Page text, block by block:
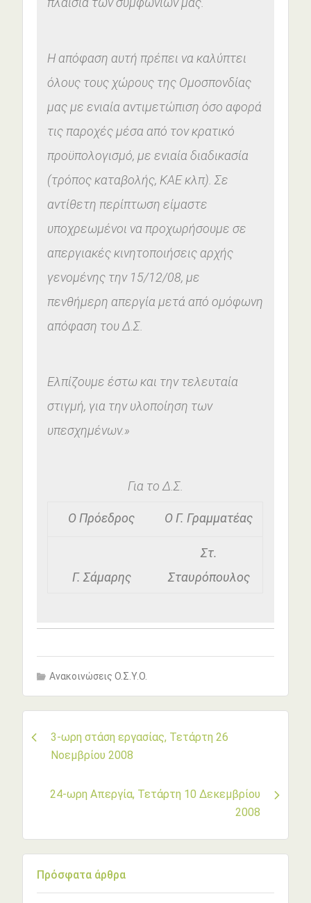
Η απόφαση αυτή πρέπει να καλύπτει
όλους τους χώρους της Ομοσπονδίας
μας με ενιαία αντιμετώπιση όσο αφορά
τις παροχές μέσα από τον κρατικό
προϋπολογισμό, με ενιαία διαδικασία
(τρόπος καταβολής, ΚΑΕ κλπ). Σε
αντίθετη περίπτωση είμαστε
υποχρεωμένοι να προχωρήσουμε σε
απεργιακές κινητοποιήσεις αρχής
γενομένης την 15/12/08, με
πενθήμερη απεργία μετά από ομόφωνη
απόφαση του Δ.Σ.
Ελπίζουμε έστω και την τελευταία
στιγμή, για την υλοποίηση των
υπεσχημένων.»
Για το Δ.Σ.
Ο Πρόεδρος Ο Γ. Γραμματέας
Γ. Σάμαρης
Στ.
Σταυρόπουλος
Ανακοινώσεις Ο.Σ.Υ.Ο.
Πλοήγηση
3-ωρη στάση εργασίας, Τετάρτη 26
Νοεμβρίου 2008
24-ωρη Απεργία, Τετάρτη 10 Δεκεμβρίου
2008
Πρόσφατα άρθρα